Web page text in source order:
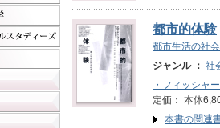
都市的体験
都市生活の社
ジャンル ： 社
・フィッシャー
定価： 本体
本書の関連